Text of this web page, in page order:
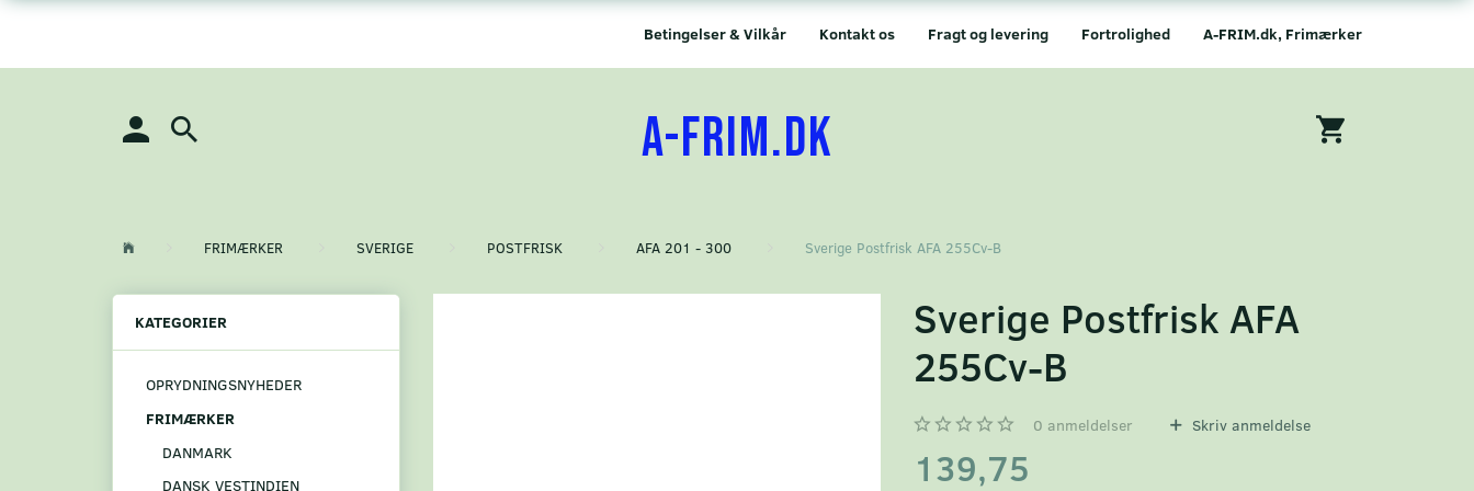
A-FRIM.dk, Frimærker
Fortrolighed
Fragt og levering
Kontakt os
Betingelser & Vilkår
A-FRIM.DK
FRIMÆRKER SVERIGE POSTFRISK AFA 201 - 300 Sverige Postfrisk AFA 255Cv-B
KATEGORIER
OPRYDNINGSNYHEDER
FRIMÆRKER
DANMARK
DANSK VESTINDIEN
Sverige Postfrisk AFA
255Cv-B
0 anmeldelser Skriv anmeldelse
139,75